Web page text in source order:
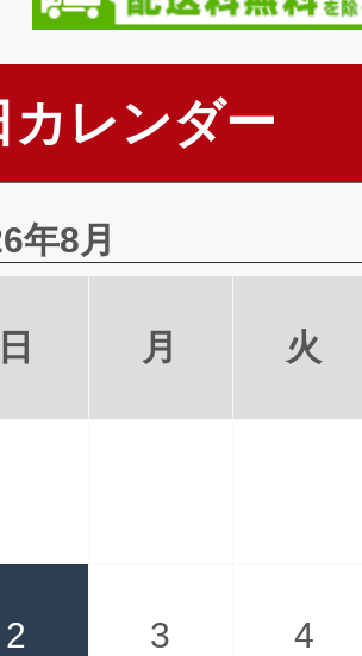
カレンダー
年8月
日 月 火
2 3 4